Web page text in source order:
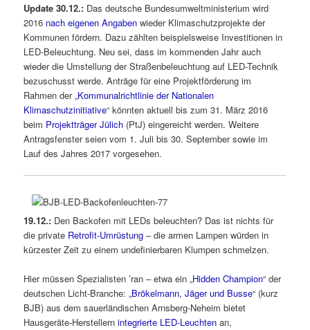
Update 30.12.: Das deutsche Bundesumweltministerium wird
2016 nach eigenen Angaben wieder Klimaschutzprojekte der
Kommunen fördern. Dazu zählten beispielsweise Investitionen in
LED-Beleuchtung. Neu sei, dass im kommenden Jahr auch
wieder die Umstellung der Straßenbeleuchtung auf LED-Technik
bezuschusst werde. Anträge für eine Projektförderung im
Rahmen der „Kommunalrichtlinie der Nationalen
Klimaschutzinitiative“ könnten aktuell bis zum 31. März 2016
beim Projektträger Jülich (PtJ) eingereicht werden. Weitere
Antragsfenster seien vom 1. Juli bis 30. September sowie im
Lauf des Jahres 2017 vorgesehen.
19.12.: Den Backofen mit LEDs beleuchten? Das ist nichts für
die private Retrofit-Umrüstung – die armen Lampen würden in
kürzester Zeit zu einem undefinierbaren Klumpen schmelzen.
Hier müssen Spezialisten ’ran – etwa ein „Hidden Champion“ der
deutschen Licht-Branche: „Brökelmann, Jäger und Busse“ (kurz
BJB) aus dem sauerländischen Arnsberg-Neheim bietet
Hausgeräte-Herstellernintegrierte LED-Leuchten an,